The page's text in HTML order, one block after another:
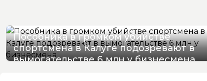
Пособника в громком убийстве
спортсмена в Калуге подозревают в
вымогательстве 6 млн у бизнесмена